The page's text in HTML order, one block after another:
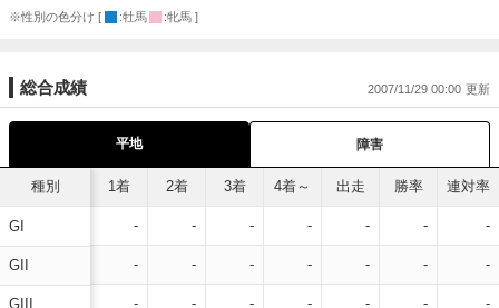
※性別の色分け [ :牡馬 :牝馬 ]
総合成績 2007/11/29 00:00
平地 障害
種別
GI
GII
GIII
1着 2着 3着 4着～ 出走 勝率 連対率
- - - - - - -
- - - - - - -
- - - - - - -